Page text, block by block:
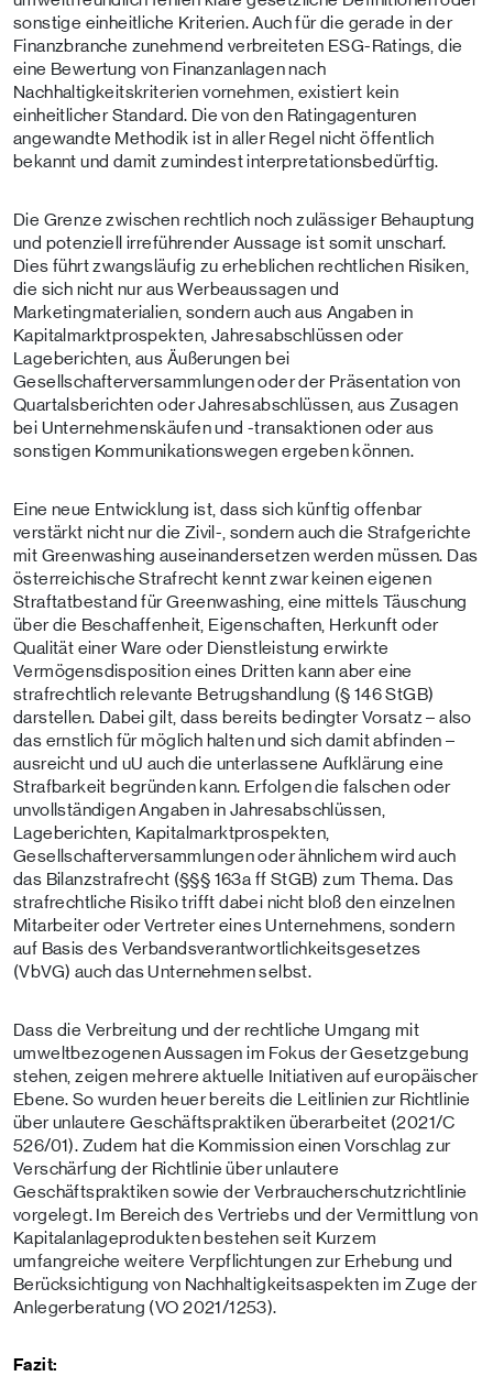
sonstige einheitliche Kriterien. Auch für die gerade in der
Finanzbranche zunehmend verbreiteten ESG-Ratings, die
eine Bewertung von Finanzanlagen nach
Nachhaltigkeitskriterien vornehmen, existiert kein
einheitlicher Standard. Die von den Ratingagenturen
angewandte Methodik ist in aller Regel nicht öffentlich
bekannt und damit zumindest interpretationsbedürftig.
Die Grenze zwischen rechtlich noch zulässiger Behauptung
und potenziell irreführender Aussage ist somit unscharf.
Dies führt zwangsläufig zu erheblichen rechtlichen Risiken,
die sich nicht nur aus Werbeaussagen und
Marketingmaterialien, sondern auch aus Angaben in
Kapitalmarktprospekten, Jahresabschlüssen oder
Lageberichten, aus Äußerungen bei
Gesellschafterversammlungen oder der Präsentation von
Quartalsberichten oder Jahresabschlüssen, aus Zusagen
bei Unternehmenskäufen und -transaktionen oder aus
sonstigen Kommunikationswegen ergeben können.
Eine neue Entwicklung ist, dass sich künftig offenbar
verstärkt nicht nur die Zivil-, sondern auch die Strafgerichte
mit Greenwashing auseinandersetzen werden müssen. Das
österreichische Strafrecht kennt zwar keinen eigenen
Straftatbestand für Greenwashing, eine mittels Täuschung
über die Beschaffenheit, Eigenschaften, Herkunft oder
Qualität einer Ware oder Dienstleistung erwirkte
Vermögensdisposition eines Dritten kann aber eine
strafrechtlich relevante Betrugshandlung (§ 146 StGB)
darstellen. Dabei gilt, dass bereits bedingter Vorsatz – also
das ernstlich für möglich halten und sich damit abfinden –
ausreicht und uU auch die unterlassene Aufklärung eine
Strafbarkeit begründen kann. Erfolgen die falschen oder
unvollständigen Angaben in Jahresabschlüssen,
Lageberichten, Kapitalmarktprospekten,
Gesellschafterversammlungen oder ähnlichem wird auch
das Bilanzstrafrecht (§§§ 163a ff StGB) zum Thema. Das
strafrechtliche Risiko trifft dabei nicht bloß den einzelnen
Mitarbeiter oder Vertreter eines Unternehmens, sondern
auf Basis des Verbandsverantwortlichkeitsgesetzes
(VbVG) auch das Unternehmen selbst.
Dass die Verbreitung und der rechtliche Umgang mit
umweltbezogenen Aussagen im Fokus der Gesetzgebung
stehen, zeigen mehrere aktuelle Initiativen auf europäischer
Ebene. So wurden heuer bereits die Leitlinien zur Richtlinie
über unlautere Geschäftspraktiken überarbeitet (2021/C
526/01). Zudem hat die Kommission einen Vorschlag zur
Verschärfung der Richtlinie über unlautere
Geschäftspraktiken sowie der Verbraucherschutzrichtlinie
vorgelegt. Im Bereich des Vertriebs und der Vermittlung von
Kapitalanlageprodukten bestehen seit Kurzem
umfangreiche weitere Verpflichtungen zur Erhebung und
Berücksichtigung von Nachhaltigkeitsaspekten im Zuge der
Anlegerberatung (VO 2021/1253).
Fazit: